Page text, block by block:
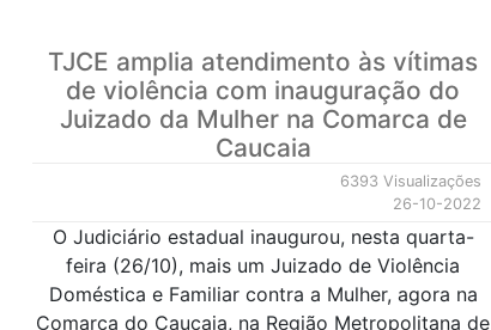
TJCE amplia atendimento às vítimas
de violência com inauguração do
Juizado da Mulher na Comarca de
Caucaia
6393 Visualizações
26-10-2022
O Judiciário estadual inaugurou, nesta quarta-
feira (26/10), mais um Juizado de Violência
Doméstica e Familiar contra a Mulher, agora na
Comarca do Caucaia, na Região Metropolitana de